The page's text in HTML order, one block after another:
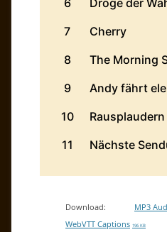
Download: MP3
WebVTT Captions 196 KB